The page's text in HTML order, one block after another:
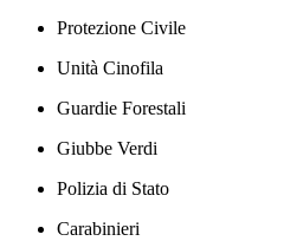
Protezione Civile
Unità Cinofila
Guardie Forestali
Giubbe Verdi
Polizia di Stato
Carabinieri